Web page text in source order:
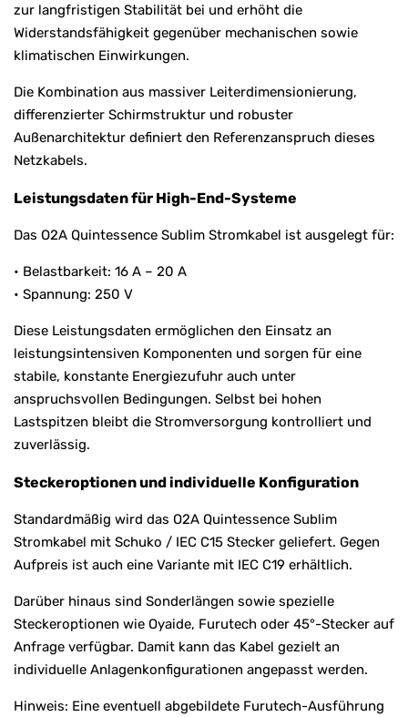
zur langfristigen Stabilität bei und erhöht die
Widerstandsfähigkeit gegenüber mechanischen sowie
klimatischen Einwirkungen.
Die Kombination aus massiver Leiterdimensionierung,
differenzierter Schirmstruktur und robuster
Außenarchitektur definiert den Referenzanspruch dieses
Netzkabels.
Leistungsdaten für High-End-Systeme
Das O2A Quintessence Sublim Stromkabel ist ausgelegt für:
• Belastbarkeit: 16 A – 20 A
• Spannung: 250 V
Diese Leistungsdaten ermöglichen den Einsatz an
leistungsintensiven Komponenten und sorgen für eine
stabile, konstante Energiezufuhr auch unter
anspruchsvollen Bedingungen. Selbst bei hohen
Lastspitzen bleibt die Stromversorgung kontrolliert und
zuverlässig.
Steckeroptionen und individuelle Konfiguration
Standardmäßig wird das O2A Quintessence Sublim
Stromkabel mit Schuko / IEC C15 Stecker geliefert. Gegen
Aufpreis ist auch eine Variante mit IEC C19 erhältlich.
Darüber hinaus sind Sonderlängen sowie spezielle
Steckeroptionen wie Oyaide, Furutech oder 45°-Stecker auf
Anfrage verfügbar. Damit kann das Kabel gezielt an
individuelle Anlagenkonfigurationen angepasst werden.
Hinweis: Eine eventuell abgebildete Furutech-Ausführung